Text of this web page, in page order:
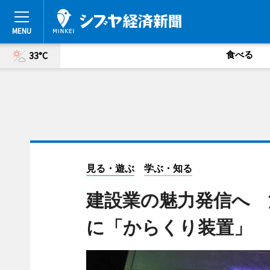
33°C 食べる
見る・遊ぶ 学ぶ・知る
建設業の魅力発信へ
に「からくり装置」